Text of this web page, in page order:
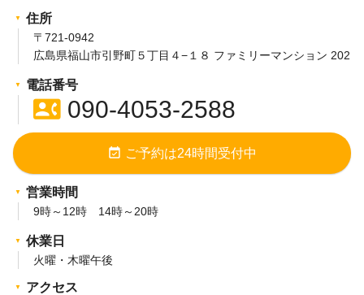
住所
〒721-0942
広島県福山市引野町５丁目４−１８ ファミリーマンション 202
電話番号
contact_phone090-4053-2588
event_available ご予約は24時間受付中
営業時間
9時～12時 14時～20時
休業日
火曜・木曜午後
アクセス